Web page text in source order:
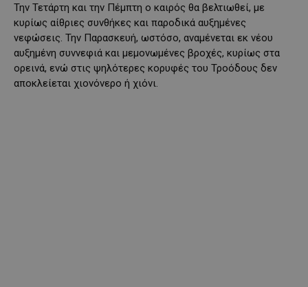
Την Τετάρτη και την Πέμπτη ο καιρός θα βελτιωθεί, με
κυρίως αίθριες συνθήκες και παροδικά αυξημένες
νεφώσεις. Την Παρασκευή, ωστόσο, αναμένεται εκ νέου
αυξημένη συννεφιά και μεμονωμένες βροχές, κυρίως στα
ορεινά, ενώ στις ψηλότερες κορυφές του Τροόδους δεν
αποκλείεται χιονόνερο ή χιόνι.